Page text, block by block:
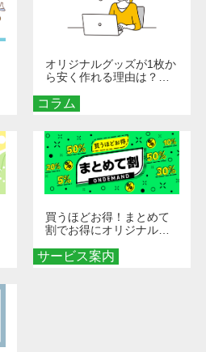
コラム
オリジナルグッズが1枚か
ら安く作れる理由は？オ
とメリットを解説
サービス案内
買うほどお得！まとめて
割でお得にオリジナルグ